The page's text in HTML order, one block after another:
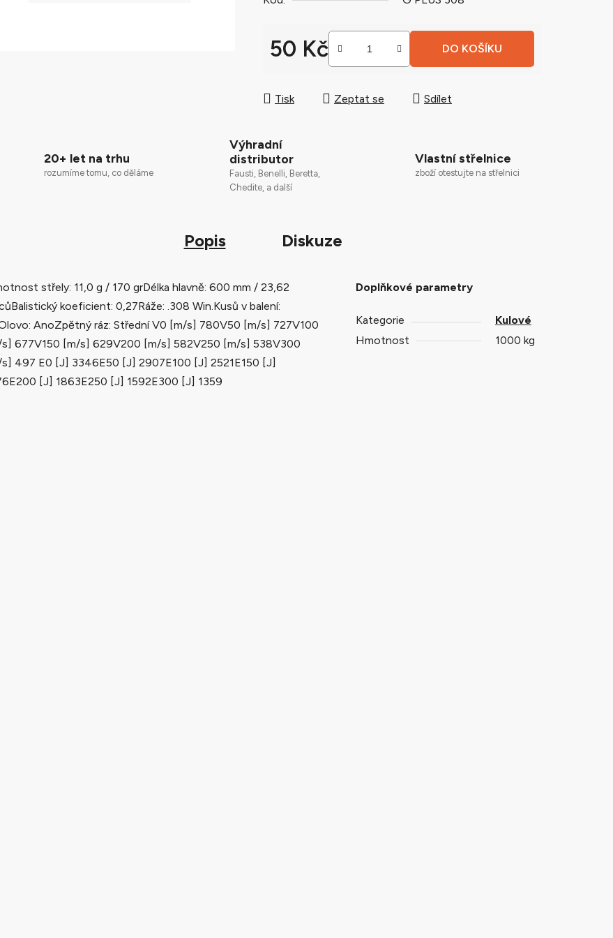
hvězdiček.
50 Kč
Měrná cena:
DO KOŠÍKU
Tisk Zeptat se Sdílet
20+ let na trhu
rozumíme tomu, co děláme
Výhradní
distributor
Fausti, Benelli, Beretta,
Chedite, a další
Vlastní střelnice
zboží otestujte na střelnici
Popis Diskuze
střely: 11,0 g / 170 grDélka hlavně: 600 mm / 23,62
koeficient: 0,27Ráže: .308 Win.Kusů v balení:
AnoZpětný ráz: Střední V0 [m/s] 780V50 [m/s] 727V100
s] 677V150 [m/s] 629V200 [m/s] 582V250 [m/s] 538V300
s] 497 E0 [J] 3346E50 [J] 2907E100 [J] 2521E150 [J]
[J] 1863E250 [J] 1592E300 [J] 1359
Doplňkové parametry
Kategorie
Kulové
Hmotnost
1000 kg